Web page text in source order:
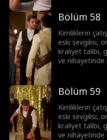
Bölüm 58
Kimliklerin
eski sevgilisi,
kraliyet talibi,
ve nihayetinde
Bölüm 59
Kimliklerin
eski sevgilisi,
kraliyet talibi,
ve nihayetinde